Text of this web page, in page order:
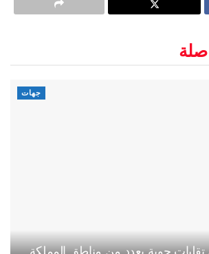
جهات
تقلبات جوية بعدد من مناطق المملكة